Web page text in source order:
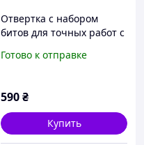
Отвертка с набором
битов для точных работ с
Polska 3818
Готово к отправке
590₴
Купить